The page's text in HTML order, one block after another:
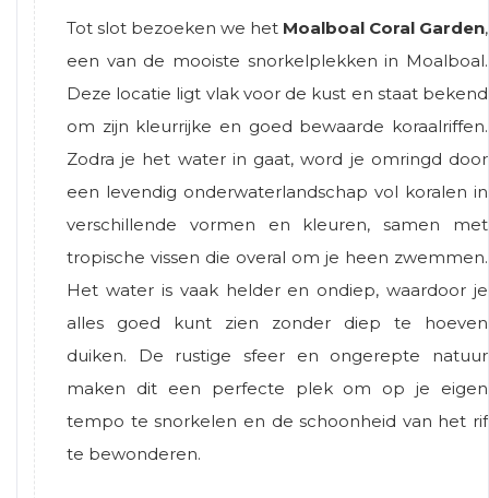
Tot slot bezoeken we het Moalboal Coral Garden,
een van de mooiste snorkelplekken in Moalboal.
Deze locatie ligt vlak voor de kust en staat bekend
om zijn kleurrijke en goed bewaarde koraalriffen.
Zodra je het water in gaat, word je omringd door
een levendig onderwaterlandschap vol koralen in
verschillende vormen en kleuren, samen met
tropische vissen die overal om je heen zwemmen.
Het water is vaak helder en ondiep, waardoor je
alles goed kunt zien zonder diep te hoeven
duiken. De rustige sfeer en ongerepte natuur
maken dit een perfecte plek om op je eigen
tempo te snorkelen en de schoonheid van het rif
te bewonderen.